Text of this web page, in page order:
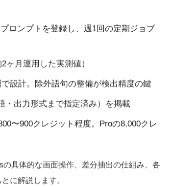
ロンプトを登録し、週1回の定期ジョブ
ヶ月運用した実測値）
設計。除外語句の整備が検出精度の鍵
・出力形式まで指定済み）を掲載
〜900クレジット程度。Proの8,000クレ
具体的な画面操作、差分抽出の仕組み、各
に解説します。